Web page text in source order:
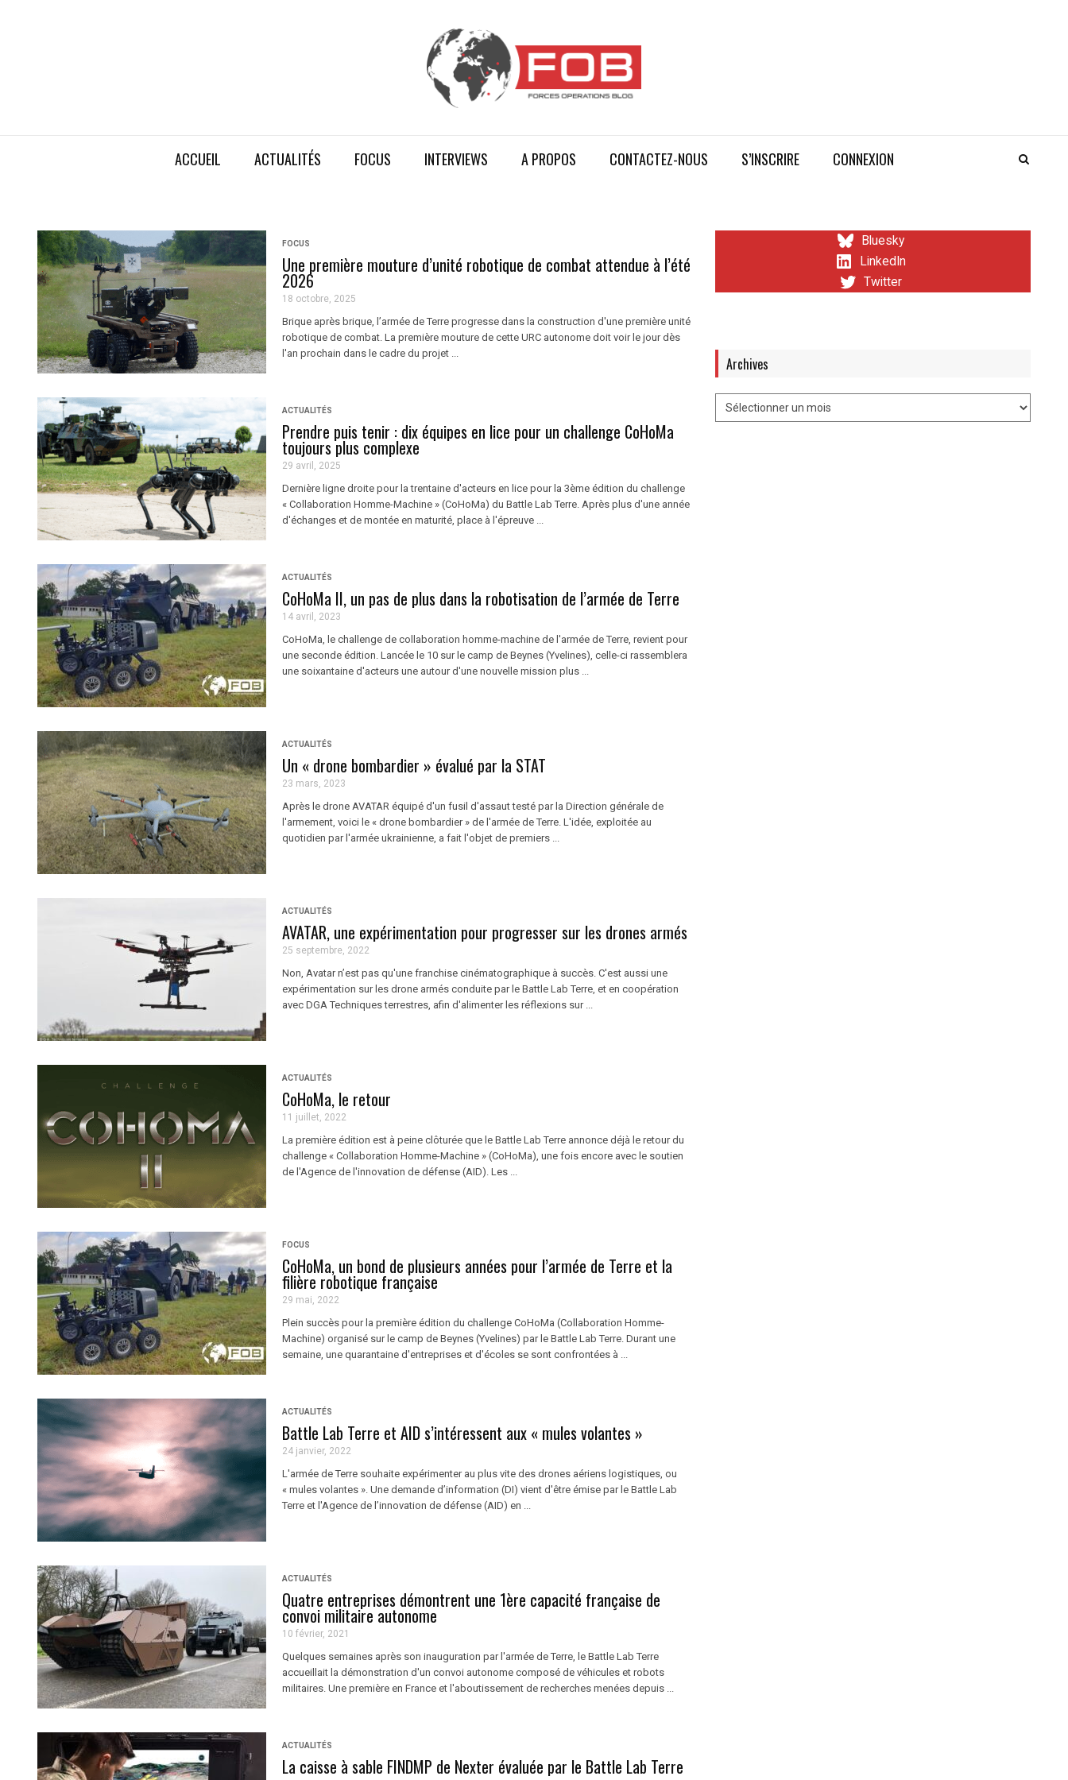
ACCUEIL ACTUALITÉS FOCUS INTERVIEWS A PROPOS CONTACTEZ-NOUS S’INSCRIRE CONNEXION
FOCUS
Une première mouture d’unité robotique de combat attendue à l’été
2026
18 octobre, 2025
Brique après brique, l’armée de Terre progresse dans la construction d'une première unité
robotique de combat. La première mouture de cette URC autonome doit voir le jour dès
l'an prochain dans le cadre du projet ...
ACTUALITÉS
Prendre puis tenir : dix équipes en lice pour un challenge CoHoMa
toujours plus complexe
29 avril, 2025
Dernière ligne droite pour la trentaine d'acteurs en lice pour la 3ème édition du challenge
« Collaboration Homme-Machine » (CoHoMa) du Battle Lab Terre. Après plus d'une année
d'échanges et de montée en maturité, place à l'épreuve ...
ACTUALITÉS
CoHoMa II, un pas de plus dans la robotisation de l’armée de Terre
14 avril, 2023
CoHoMa, le challenge de collaboration homme-machine de l'armée de Terre, revient pour
une seconde édition. Lancée le 10 sur le camp de Beynes (Yvelines), celle-ci rassemblera
une soixantaine d'acteurs une autour d'une nouvelle mission plus ...
ACTUALITÉS
Un « drone bombardier » évalué par la STAT
23 mars, 2023
Après le drone AVATAR équipé d'un fusil d'assaut testé par la Direction générale de
l'armement, voici le « drone bombardier » de l'armée de Terre. L'idée, exploitée au
quotidien par l'armée ukrainienne, a fait l'objet de premiers ...
ACTUALITÉS
AVATAR, une expérimentation pour progresser sur les drones armés
25 septembre, 2022
Non, Avatar n’est pas qu'une franchise cinématographique à succès. C'est aussi une
expérimentation sur les drone armés conduite par le Battle Lab Terre, et en coopération
avec DGA Techniques terrestres, afin d'alimenter les réflexions sur ...
ACTUALITÉS
CoHoMa, le retour
11 juillet, 2022
La première édition est à peine clôturée que le Battle Lab Terre annonce déjà le retour du
challenge « Collaboration Homme-Machine » (CoHoMa), une fois encore avec le soutien
de l'Agence de l'innovation de défense (AID). Les ...
FOCUS
CoHoMa, un bond de plusieurs années pour l’armée de Terre et la
filière robotique française
29 mai, 2022
Plein succès pour la première édition du challenge CoHoMa (Collaboration Homme-
Machine) organisé sur le camp de Beynes (Yvelines) par le Battle Lab Terre. Durant une
semaine, une quarantaine d'entreprises et d'écoles se sont confrontées à ...
ACTUALITÉS
Battle Lab Terre et AID s’intéressent aux « mules volantes »
24 janvier, 2022
L'armée de Terre souhaite expérimenter au plus vite des drones aériens logistiques, ou
« mules volantes ». Une demande d’information (DI) vient d'être émise par le Battle Lab
Terre et l'Agence de l’innovation de défense (AID) en ...
ACTUALITÉS
Quatre entreprises démontrent une 1ère capacité française de
convoi militaire autonome
10 février, 2021
Quelques semaines après son inauguration par l'armée de Terre, le Battle Lab Terre
accueillait la démonstration d'un convoi autonome composé de véhicules et robots
militaires. Une première en France et l'aboutissement de recherches menées depuis ...
ACTUALITÉS
La caisse à sable FINDMP de Nexter évaluée par le Battle Lab Terre
Bluesky
LinkedIn
Twitter
Archives